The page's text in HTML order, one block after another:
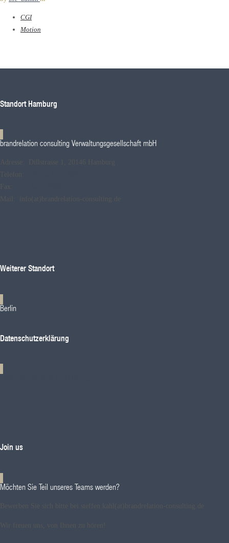
CGI
Motion
Standort Hamburg
brandrelation consulting Verwaltungsgesellschaft mbH
Adresse: Dillstrasse 1, 20146 Hamburg
Telefon:
Fax:
Mail: info(at)brandrelation-consulting.de
Weiterer Standort
Berlin
Datenschutzerklärung
Join us
Möchten Sie Teil unseres Teams werden?
Bewerben Sie sich bitte bei steffen.kahl(at)brandrelation-consulting.de
Wir freuen uns, von Ihnen zu hören!